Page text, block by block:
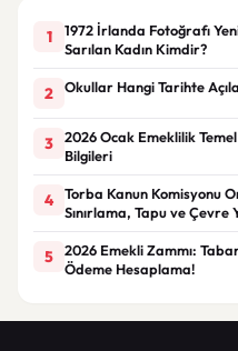
1
1972 İrlanda Fotoğrafı
Sarılan Kadın Kimdir?
2 Okullar Hangi Tarihte
3
2026 Ocak Emeklilik
Bilgileri
4
Torba Kanun Komisyonu
Sınırlama, Tapu ve
5
2026 Emekli Zammı:
Ödeme Hesaplama!